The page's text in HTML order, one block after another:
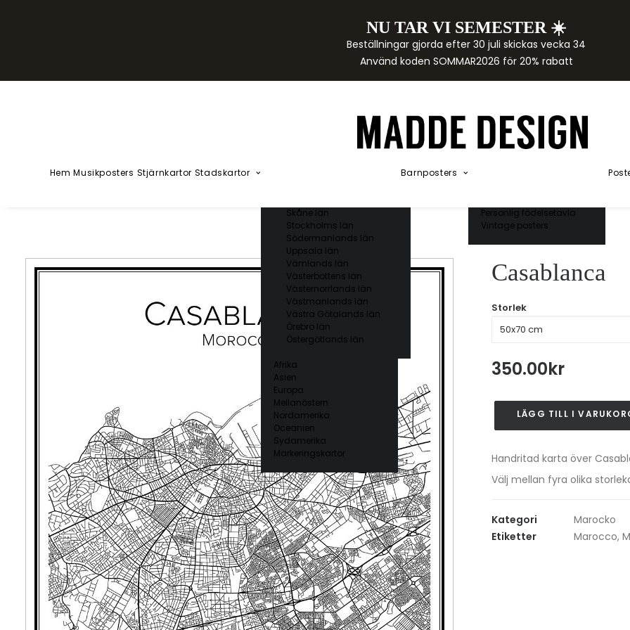
NU TAR VI SEMESTER ☀️
Beställningar gjorda efter 30 juli skickas vecka 34
Använd koden SOMMAR2026 för 20% rabatt
Hem Musikposters Stjärnkartor Stadskartor
Skåne län
Stockholms län
Södermanlands län
Uppsala län
Vämlands län
Västerbottens län
Västernorrlands län
Västmanlands län
Västra Götalands län
Örebro län
Östergötlands län
Afrika
Asien
Europa
Mellanöstern
Nordamerika
Oceanien
Sydamerika
Markeringskartor
Barnposters
Akvarellposters
Personlig födelsetavla
Vintage posters
Casablanca
Storlek
350.00kr
Casablanca
mängd
LÄGG TILL I
Handritad karta över
Välj mellan fyra olika
Kategori
Marocko
Etiketter
Marocco,